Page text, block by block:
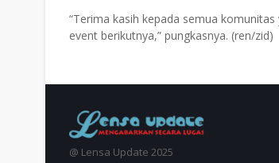
“Terima kasih kepada semua
event berikutnya,” pungkasnya. (ren/zid)
@ Lensa Update 2025